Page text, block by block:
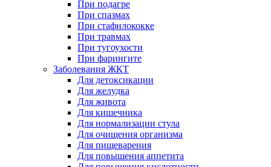
При подагре
При спазмах
При стафилококке
При травмах
При тугоухости
При фарингите
Заболевания ЖКТ
Для детоксикации
Для желудка
Для живота
Для кишечника
Для нормализации стула
Для очищения организма
Для пищеварения
Для повышения аппетита